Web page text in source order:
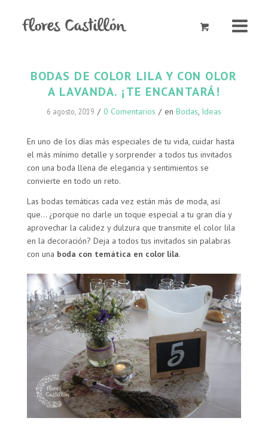
BODAS DE COLOR LILA Y CON OLOR
A LAVANDA. ¡TE ENCANTARÁ!
6 agosto, 2019 / 0 Comentarios / en Bodas, Ideas
En uno de los días más especiales de tu vida, cuidar hasta
el más mínimo detalle y sorprender a todos tus invitados
con una boda llena de elegancia y sentimientos se
convierte en todo un reto.
Las bodas temáticas cada vez están más de moda, así
que… ¿porque no darle un toque especial a tu gran día y
aprovechar la calidez y dulzura que transmite el color lila
en la decoración? Deja a todos tus invitados sin palabras
con una boda con temática en color lila.